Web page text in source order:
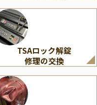
TSAロック解錠
修理の交換